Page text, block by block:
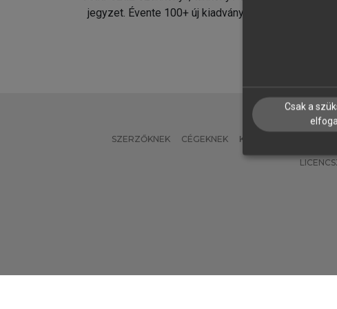
jegyzet. Évente 100+ új kiadvány.
SZERZŐKNEK CÉGEKNEK KÖNYVTÁROSOKNAK
Csak a